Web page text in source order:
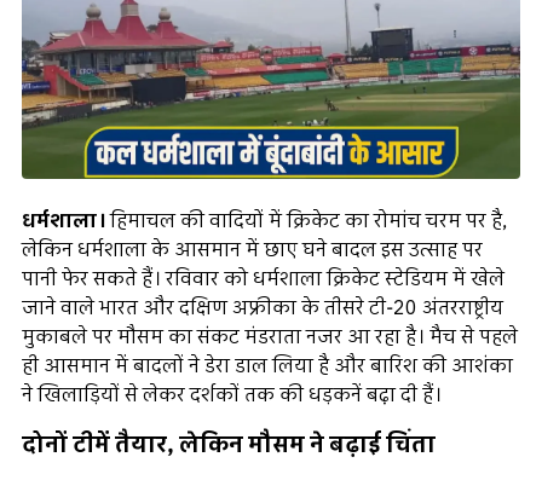
धर्मशाला।हिमाचल की वादियों में क्रिकेट का रोमांच चरम पर है,
लेकिन धर्मशाला के आसमान में छाए घने बादल इस उत्साह पर
पानी फेर सकते हैं। रविवार को धर्मशाला क्रिकेट स्टेडियम में खेले
जाने वाले भारत और दक्षिण अफ्रीका के तीसरे टी-20 अंतरराष्ट्रीय
मुकाबले पर मौसम का संकट मंडराता नजर आ रहा है। मैच से पहले
ही आसमान में बादलों ने डेरा डाल लिया है और बारिश की आशंका
ने खिलाड़ियों से लेकर दर्शकों तक की धड़कनें बढ़ा दी हैं।
दोनों टीमें तैयार, लेकिन मौसम ने बढ़ाई चिंता